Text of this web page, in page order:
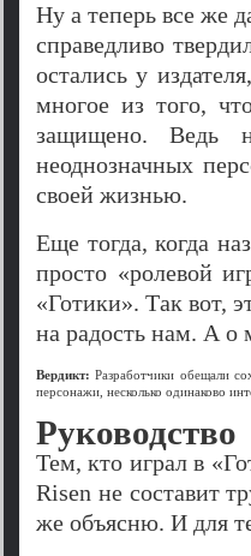
Ну а теперь все же
справедливо
остались у
многое из того,
защищено. Ведь
неоднозначных
своей жизнью.
Еще тогда, когда
просто «ролевой
«Готики». Так вот,
на радость нам. А о
Вердикт:Разработчики обещали
персонажи, несколько одинаково
Руководство
Тем, кто играл в
Risen не составит
же объясню. И для